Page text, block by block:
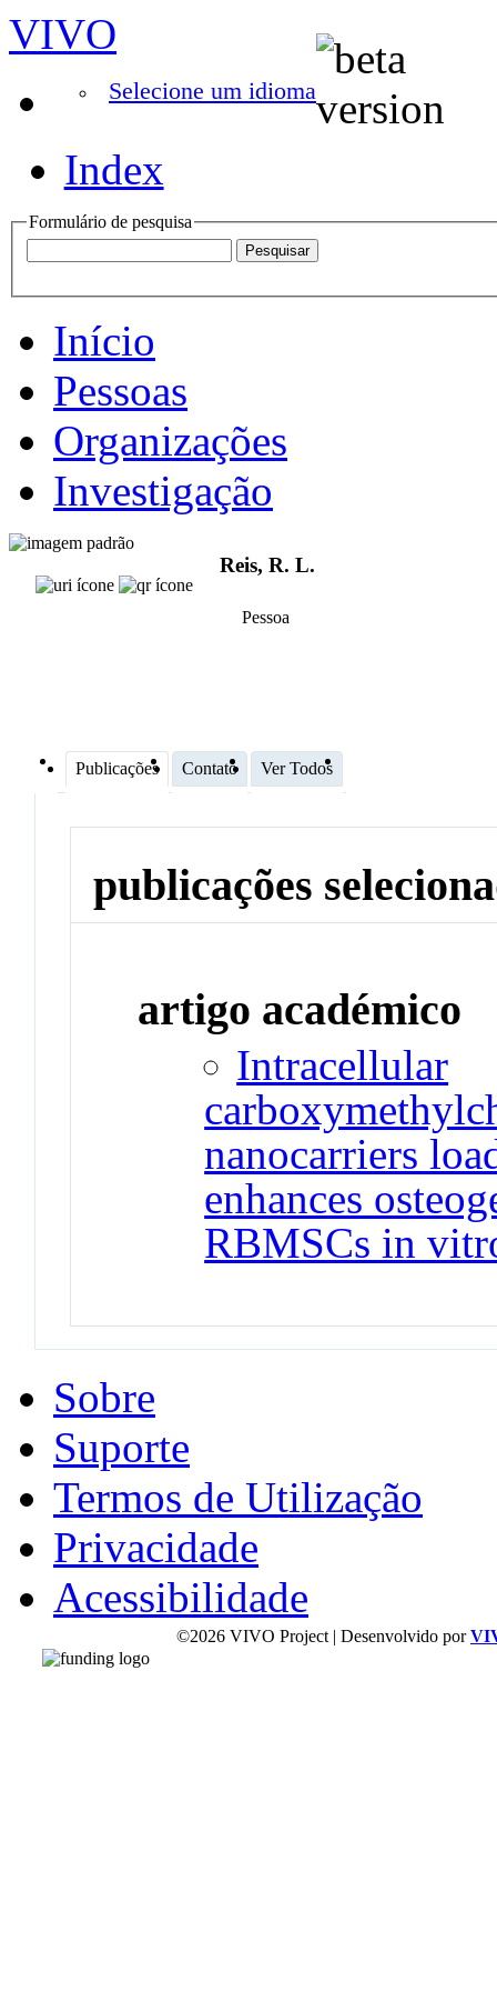
VIVO
Selecione um idioma
Index
Formulário de pesquisa
Início
Pessoas
Organizações
Investigação
Reis, R. L.
Pessoa
Publicações Contato Ver Todos
publicações
artigo académico
Intracellular
nanocarriers
enhances
RBMSCs in
Sobre
Suporte
Termos de Utilização
Privacidade
Acessibilidade
©2026 VIVO Project | Desenvolvido por